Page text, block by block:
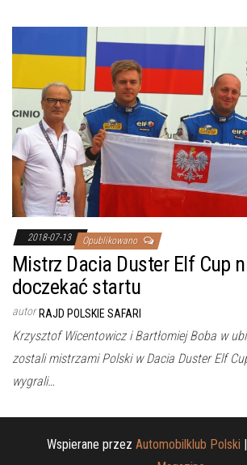
2018-07-13 Opublikowano
Mistrz Dacia Duster Elf Cup
doczekać startu
autor RAJD POLSKIE SAFARI
Krzysztof Wicentowicz i Bartłomiej Boba w
zostali mistrzami Polski w Dacia Duster Elf
wygrali…
Wspierane przez Automobilklub Polski